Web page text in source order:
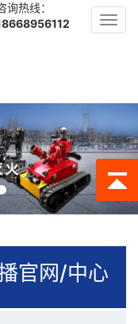
询热线：
官网/中心